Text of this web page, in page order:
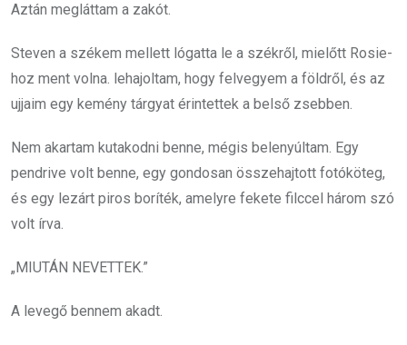
Aztán megláttam a zakót.
Steven a székem mellett lógatta le a székről, mielőtt Rosie-
hoz ment volna. lehajoltam, hogy felvegyem a földről, és az
ujjaim egy kemény tárgyat érintettek a belső zsebben.
Nem akartam kutakodni benne, mégis belenyúltam. Egy
pendrive volt benne, egy gondosan összehajtott fotóköteg,
és egy lezárt piros boríték, amelyre fekete filccel három szó
volt írva.
„MIUTÁN NEVETTEK.”
A levegő bennem akadt.